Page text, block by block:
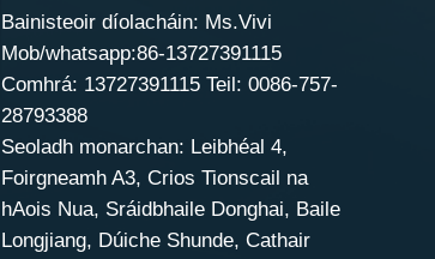
Bainisteoir díolacháin: Ms.Vivi
Mob/whatsapp:86-13727391115
Comhrá: 13727391115 Teil: 0086-757-
28793388
Seoladh monarchan: Leibhéal 4,
Foirgneamh A3, Crios Tionscail na
hAois Nua, Sráidbhaile Donghai, Baile
Longjiang, Dúiche Shunde, Cathair